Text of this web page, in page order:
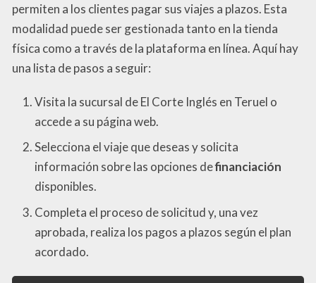
permiten a los clientes pagar sus viajes a plazos. Esta
modalidad puede ser gestionada tanto en la tienda
física como a través de la plataforma en línea. Aquí hay
una lista de pasos a seguir:
Visita la sucursal de El Corte Inglés en Teruel o
accede a su página web.
Selecciona el viaje que deseas y solicita
información sobre las opciones definanciación
disponibles.
Completa el proceso de solicitud y, una vez
aprobada, realiza los pagos a plazos según el plan
acordado.